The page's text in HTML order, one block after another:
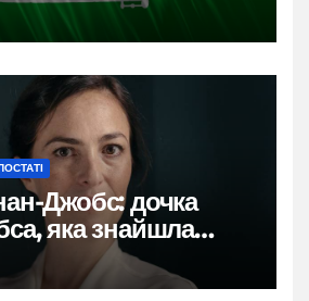
Джобс: дочка
яка знайшла